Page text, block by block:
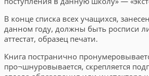
В конце списка всех учащихся,
данном году, должны быть росписи
аттестат, образец печати.
Книга постранично
про¬шнуровывается, скрепляется